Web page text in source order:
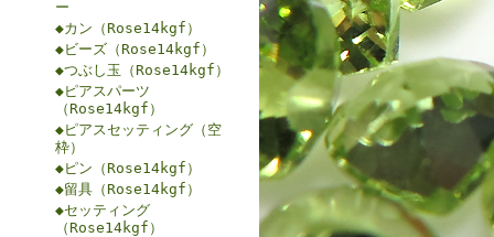
ー
◆カン（Rose14kgf）
◆ビーズ（Rose14kgf）
◆つぶし玉（Rose14kgf）
◆ピアスパーツ
（Rose14kgf）
◆ピアスセッティング（空
枠）
◆ピン（Rose14kgf）
◆留具（Rose14kgf）
◆セッティング
（Rose14kgf）